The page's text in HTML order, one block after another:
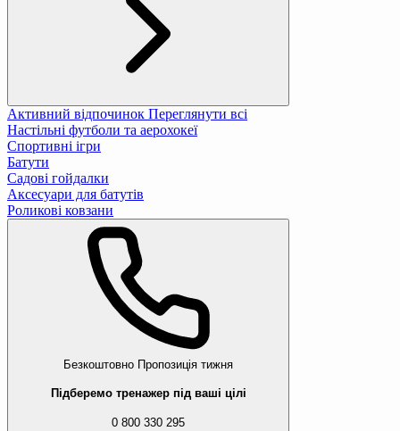
Активний відпочинок Переглянути всі
Настільні футболи та аерохокеї
Спортивні ігри
Батути
Садові гойдалки
Аксесуари для батутів
Роликові ковзани
Безкоштовно Пропозиція тижня
Підберемо тренажер під ваші цілі
0 800 330 295